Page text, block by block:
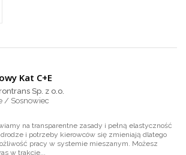
Kat C+E
Sp. z o.o.
/ Sosnowiec
na transparentne zasady i pełną elastyczność
i potrzeby kierowców się zmieniają dlatego
pracy w systemie mieszanym. Możesz
w trakcie...